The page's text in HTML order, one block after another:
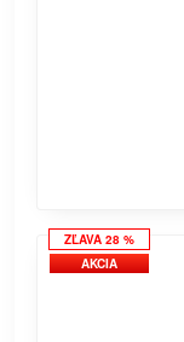
ZĽAVA 28 %
AKCIA